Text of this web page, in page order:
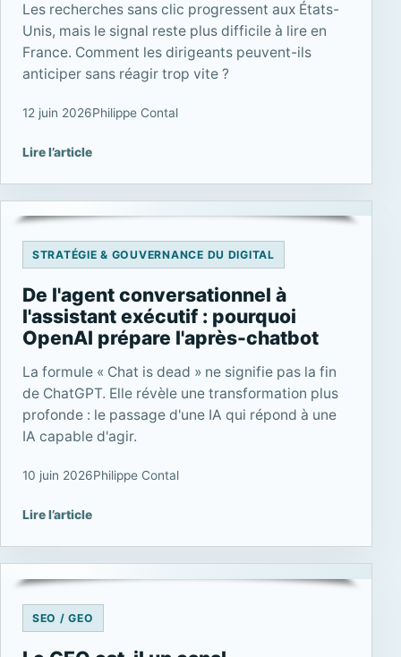
Les recherches sans clic progressent aux États-
Unis, mais le signal reste plus difficile à lire en
France. Comment les dirigeants peuvent-ils
anticiper sans réagir trop vite ?
12 juin 2026Philippe Contal
Lire l’article
STRATÉGIE & GOUVERNANCE DU DIGITAL
De l'agent conversationnel à
l'assistant exécutif : pourquoi
OpenAI prépare l'après-chatbot
La formule « Chat is dead » ne signifie pas la fin
de ChatGPT. Elle révèle une transformation plus
profonde : le passage d'une IA qui répond à une
IA capable d'agir.
10 juin 2026Philippe Contal
Lire l’article
SEO / GEO